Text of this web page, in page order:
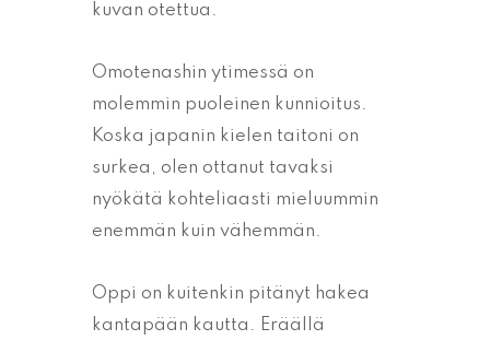
kuvan otettua.
Omotenashin ytimessä on
molemmin puoleinen kunnioitus.
Koska japanin kielen taitoni on
surkea, olen ottanut tavaksi
nyökätä kohteliaasti mieluummin
enemmän kuin vähemmän.
Oppi on kuitenkin pitänyt hakea
kantapään kautta. Eräällä